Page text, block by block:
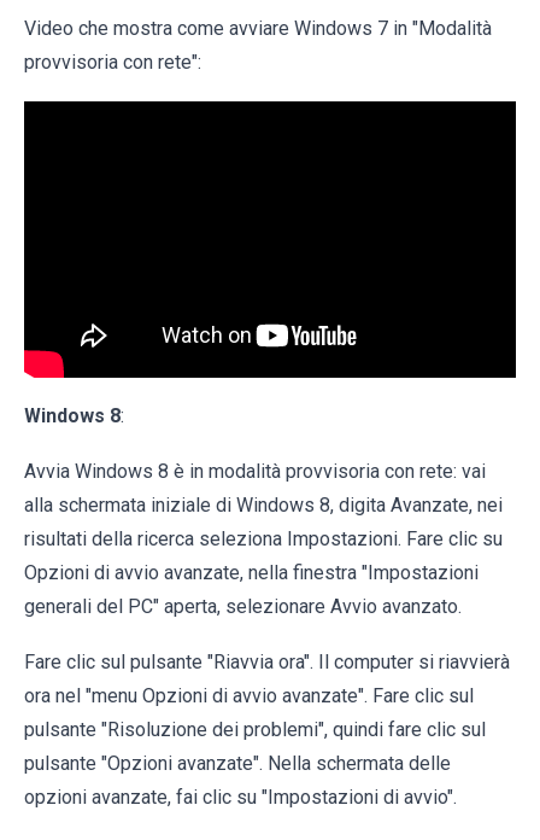
Video che mostra come avviare Windows 7 in "Modalità
provvisoria con rete":
Windows 8:
Avvia Windows 8 è in modalità provvisoria con rete: vai
alla schermata iniziale di Windows 8, digita Avanzate, nei
risultati della ricerca seleziona Impostazioni. Fare clic su
Opzioni di avvio avanzate, nella finestra "Impostazioni
generali del PC" aperta, selezionare Avvio avanzato.
Fare clic sul pulsante "Riavvia ora". Il computer si riavvierà
ora nel "menu Opzioni di avvio avanzate". Fare clic sul
pulsante "Risoluzione dei problemi", quindi fare clic sul
pulsante "Opzioni avanzate". Nella schermata delle
opzioni avanzate, fai clic su "Impostazioni di avvio".